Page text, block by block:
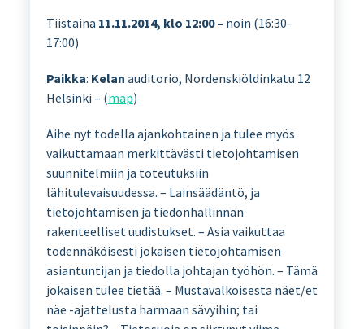
Tiistaina 11.11.2014, klo 12:00 – noin (16:30-
17:00)
Paikka: Kelan auditorio, Nordenskiöldinkatu 12
Helsinki – (map)
Aihe nyt todella ajankohtainen ja tulee myös
vaikuttamaan merkittävästi tietojohtamisen
suunnitelmiin ja toteutuksiin
lähitulevaisuudessa. – Lainsäädäntö, ja
tietojohtamisen ja tiedonhallinnan
rakenteelliset uudistukset. – Asia vaikuttaa
todennäköisesti jokaisen tietojohtamisen
asiantuntijan ja tiedolla johtajan työhön. – Tämä
jokaisen tulee tietää. – Mustavalkoisesta näet/et
näe -ajattelusta harmaan sävyihin; tai